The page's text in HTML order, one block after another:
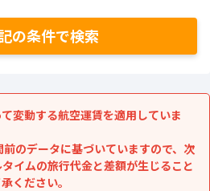
の条件で検索
変動する航空運賃を適用していま
のデータに基づいていますので、次
イムの旅行代金と差額が生じること
ください。